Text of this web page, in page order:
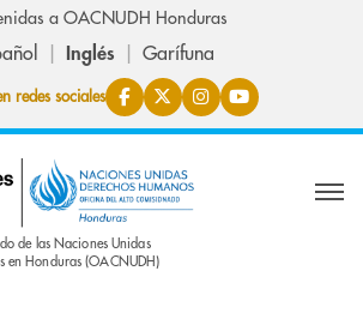
a OACNUDH Honduras
Inglés Garífuna
redes sociales
de las Naciones Unidas
en Honduras (OACNUDH)